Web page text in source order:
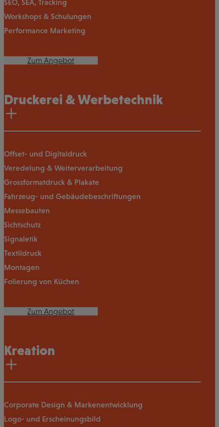
SEO, SEA, Tracking
Workshops & Schulungen
Performance Marketing
Zum Angebot
Druckerei & Werbetechnik
Offset- und Digitaldruck
Veredelung & Weiterverarbeitung
Grossformatdruck & Plakate
Fahrzeug- und Gebäudebeschriftungen
Messebauten
Sichtschutz
Signaletik
Textildruck
Montagen
Folierung von Küchen
Zum Angebot
Kreation
Corporate Design & Markenentwicklung
Logo- und Erscheinungsbild